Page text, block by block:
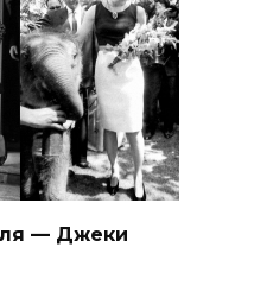
— Джеки